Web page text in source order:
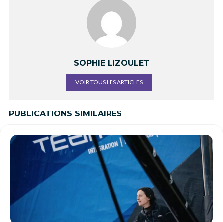
SOPHIE LIZOULET
VOIR TOUS LES ARTICLES
PUBLICATIONS SIMILAIRES